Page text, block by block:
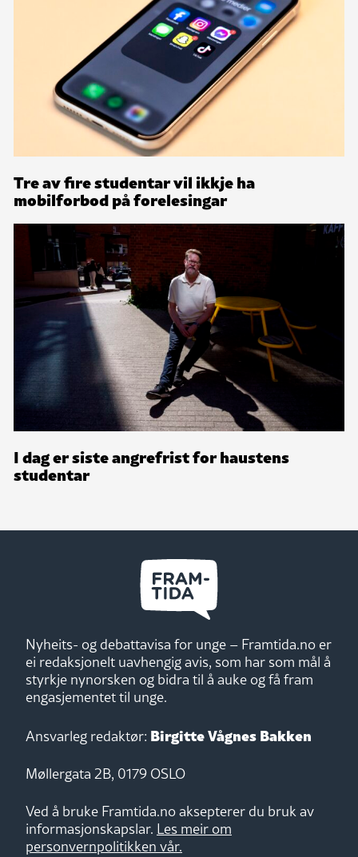
Tre av fire studentar vil ikkje ha
mobilforbod på forelesingar
I dag er siste angrefrist for haustens
studentar
Nyheits- og debattavisa for unge – Framtida.no er
ei redaksjonelt uavhengig avis, som har som mål å
styrkje nynorsken og bidra til å auke og få fram
engasjementet til unge.
Ansvarleg redaktør: Birgitte Vågnes Bakken
Møllergata 2B, 0179 OSLO
Ved å bruke Framtida.no aksepterer du bruk av
informasjonskapslar. Les meir om
personvernpolitikken vår.